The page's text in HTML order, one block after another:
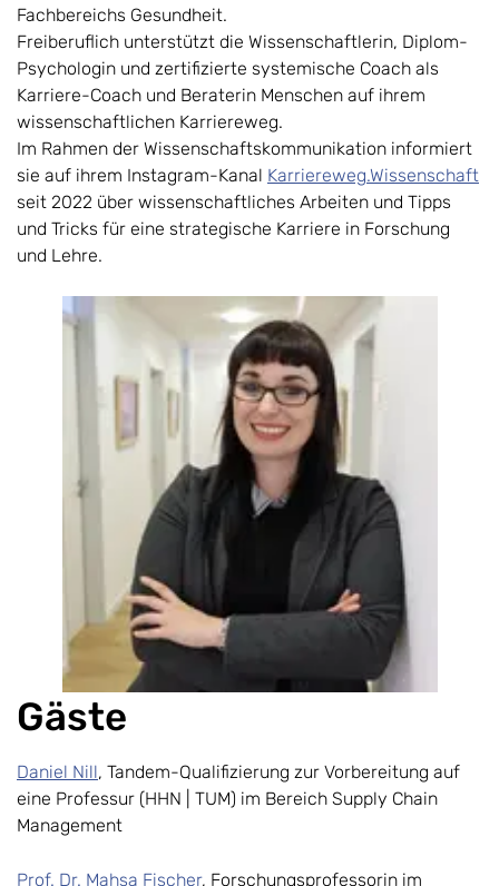
Fachbereichs Gesundheit.
Freiberuflich unterstützt die Wissenschaftlerin, Diplom-
Psychologin und zertifizierte systemische Coach als
Karriere-Coach und Beraterin Menschen auf ihrem
wissenschaftlichen Karriereweg.
Im Rahmen der Wissenschaftskommunikation informiert
sie auf ihrem Instagram-Kanal Karriereweg.Wissenschaft
seit 2022 über wissenschaftliches Arbeiten und Tipps
und Tricks für eine strategische Karriere in Forschung
und Lehre.
Gäste
Daniel Nill, Tandem-Qualifizierung zur Vorbereitung auf
eine Professur (HHN | TUM) im Bereich Supply Chain
Management
Prof. Dr. Mahsa Fischer, Forschungsprofessorin im